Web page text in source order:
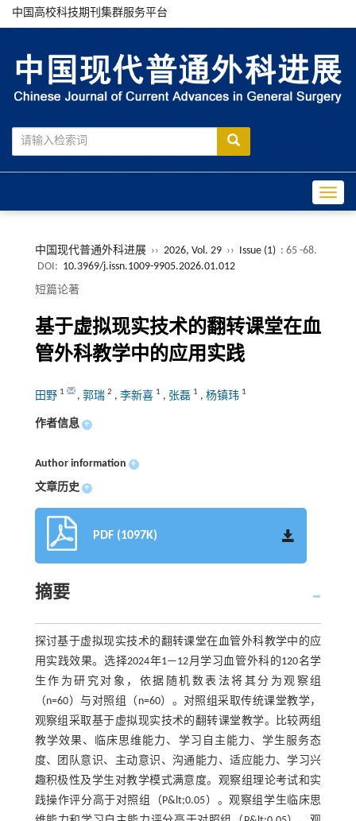
中国高校科技期刊集群服务平台
中国现代普通外科进展 ›› 2026, Vol. 29 ›› Issue (1) : 65 -68.
DOI: 10.3969/j.issn.1009-9905.2026.01.012
短篇论著
基于虚拟现实技术的翻转课堂在血
管外科教学中的应用实践
田野 1 , 郭瑞 2 , 李新喜 1 , 张磊 1 , 杨镇玮 1
作者信息 +
Author information +
文章历史 +
PDF (1097K)
摘要
探讨基于虚拟现实技术的翻转课堂在血管外科教学中的应
用实践效果。选择2024年1—12月学习血管外科的120名学
生作为研究对象，依据随机数表法将其分为观察组
（n=60）与对照组（n=60）。对照组采取传统课堂教学，
观察组采取基于虚拟现实技术的翻转课堂教学。比较两组
教学效果、临床思维能力、学习自主能力、学生服务态
度、团队意识、主动意识、沟通能力、适应能力、学习兴
趣积极性及学生对教学模式满意度。观察组理论考试和实
践操作评分高于对照组（P&lt;0.05）。观察组学生临床思